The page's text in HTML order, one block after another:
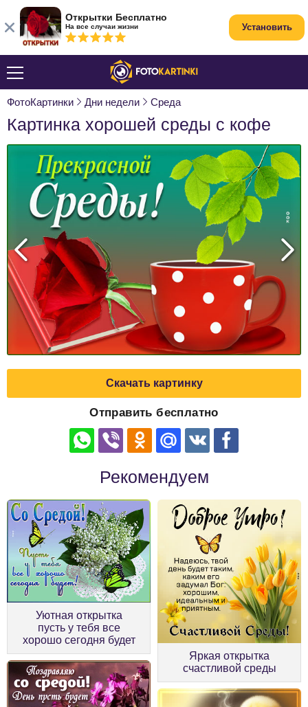
ФотоКартинки Дни недели Среда
Картинка хорошей среды с кофе
Скачать картинку
Отправить бесплатно
Рекомендуем
Уютная открытка
пусть у тебя все
хорошо сегодня будет
Яркая открытка
счастливой среды
Открытки Бесплатно
На все случаи жизни Установить